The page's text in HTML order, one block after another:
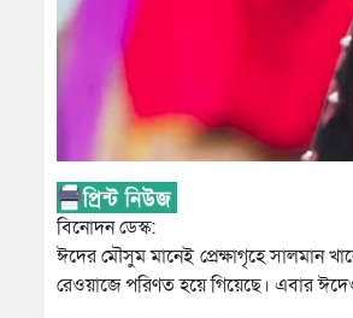
বিনোদন ডেস্ক:
ঈদের মৌসুম মানেই প্রেক্ষাগৃহে সালমান
রেওয়াজে পরিণত হয়ে গিয়েছে। এবার